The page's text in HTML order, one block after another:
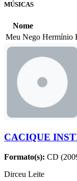
MÚSICAS
Nome
Meu Nego Hermínio
CACIQUE
Formato(s): CD
Dirceu Leite